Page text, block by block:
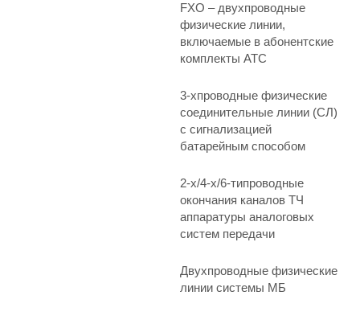
FXO – двухпроводные
физические линии,
включаемые в абонентские
комплекты АТС
3-хпроводные физические
соединительные линии (СЛ)
с сигнализацией
батарейным способом
2-х/4-х/6-типроводные
окончания каналов ТЧ
аппаратуры аналоговых
систем передачи
Двухпроводные физические
линии системы МБ